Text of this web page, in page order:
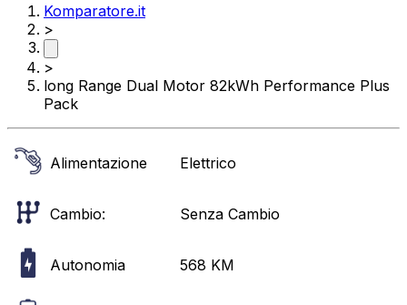
Komparatore.it
>
>
long Range Dual Motor 82kWh Performance Plus
Pack
Alimentazione Elettrico
Cambio: Senza Cambio
Autonomia 568 KM